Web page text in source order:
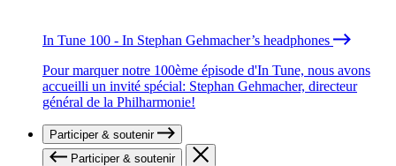
In Tune 100 - In Stephan Gehmacher’s headphones
Pour marquer notre 100ème épisode d'In Tune, nous avons
accueilli un invité spécial: Stephan Gehmacher, directeur
général de la Philharmonie!
Participer & soutenir
Participer & soutenir